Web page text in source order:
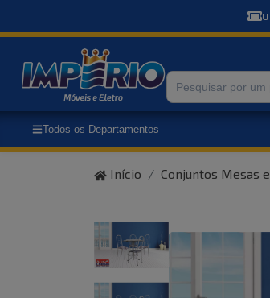
Todos os Departamentos
Início Conjuntos Mesas